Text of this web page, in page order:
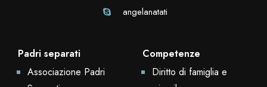
angelanatati
Padri separati
Associazione Padri
Competenze
Diritto di famiglia e